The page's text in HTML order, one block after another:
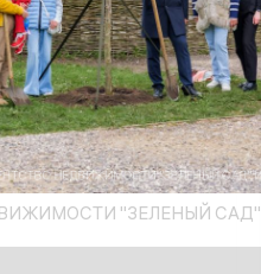
"ЗЕЛЕНЫЙ САД"